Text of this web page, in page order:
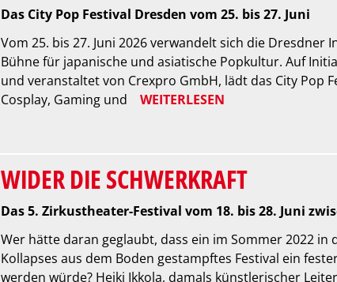
Das City Pop Festival Dresden vom 25. bis 27. Juni
Vom 25. bis 27. Juni 2026 verwandelt sich die
Bühne für japanische und asiatische Popkultur. Auf
und veranstaltet von Crexpro GmbH, lädt das City Pop
Cosplay, Gaming und
WEITERLESEN
WIDER DIE SCHWERKRAFT
Das 5. Zirkustheater-Festival vom 18. bis 28. Juni
Wer hätte daran geglaubt, dass ein im Sommer 2022 in
Kollapses aus dem Boden gestampftes Festival ein
werden würde? Heiki Ikkola, damals künstlerischer